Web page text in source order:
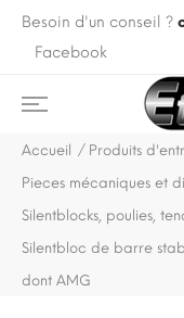
Besoin d'un conseil ?
Facebook
Accueil
Produits
Pieces mécaniques et
Silentblocks, poulies,
Silentbloc de barre
dont AMG